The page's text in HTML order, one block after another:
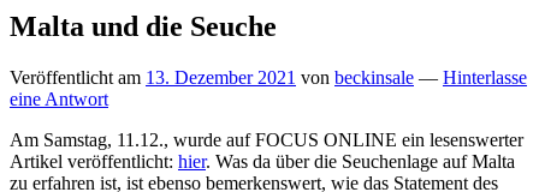
Malta und die Seuche
Veröffentlicht am 13. Dezember 2021 von beckinsale — Hinterlasse
eine Antwort
Am Samstag, 11.12., wurde auf FOCUS ONLINE ein lesenswerter
Artikel veröffentlicht: hier. Was da über die Seuchenlage auf Malta
zu erfahren ist, ist ebenso bemerkenswert, wie das Statement des